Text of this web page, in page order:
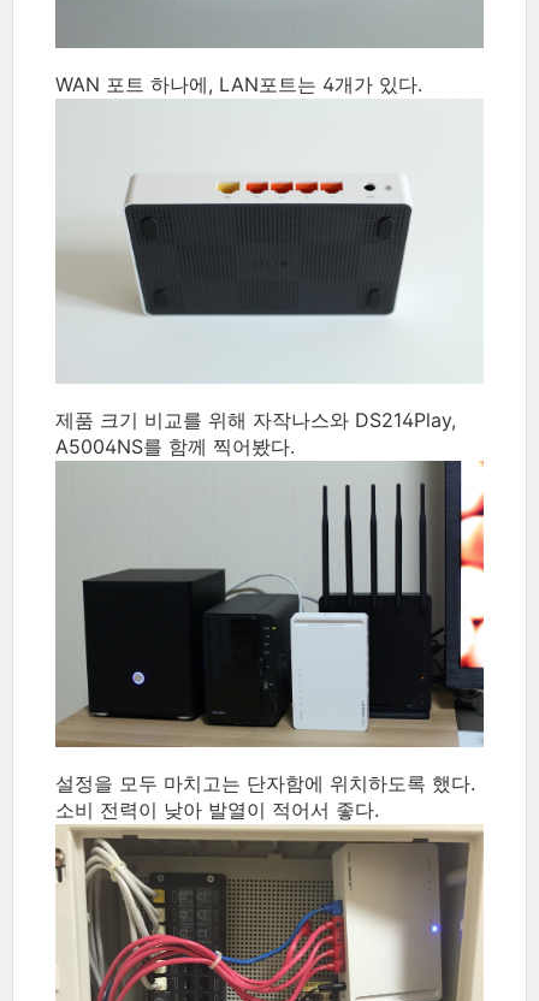
WAN 포트 하나에, LAN포트는 4개가 있다.
제품 크기 비교를 위해 자작나스와 DS214Play,
A5004NS를 함께 찍어봤다.
설정을 모두 마치고는 단자함에 위치하도록 했다.
소비 전력이 낮아 발열이 적어서 좋다.